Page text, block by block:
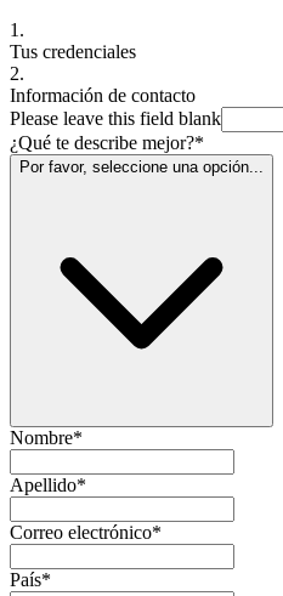
1.
Tus credenciales
2.
Información de contacto
Please leave this field blank
¿Qué te describe mejor?*
Por favor, seleccione una opción...
Nombre*
Apellido*
Correo electrónico*
País*